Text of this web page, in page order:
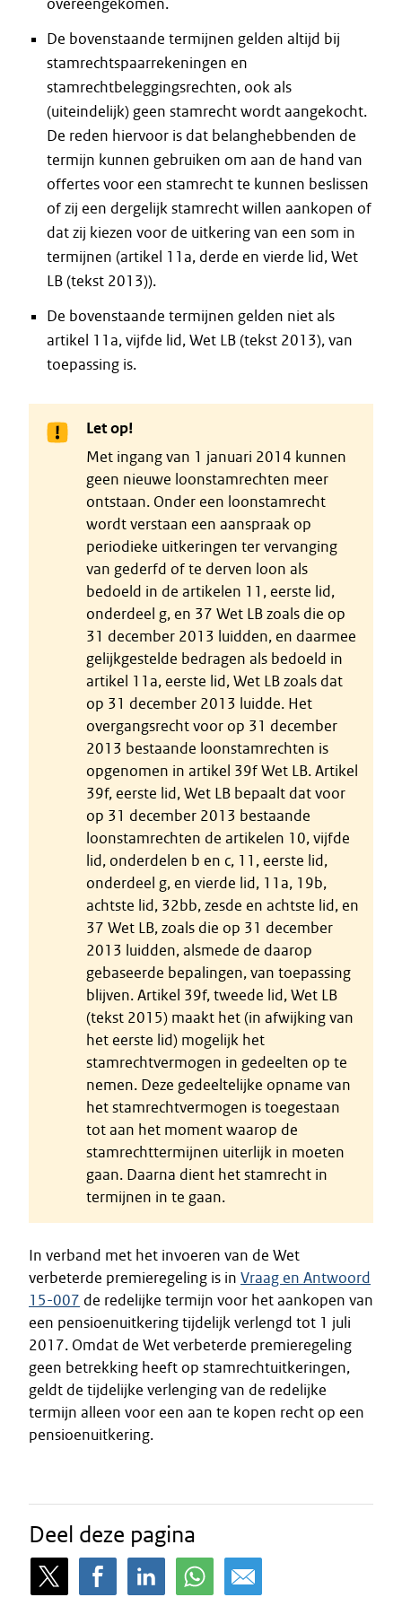
overeengekomen.
De bovenstaande termijnen gelden altijd bij
stamrechtspaarrekeningen en
stamrechtbeleggingsrechten, ook als
(uiteindelijk) geen stamrecht wordt aangekocht.
De reden hiervoor is dat belanghebbenden de
termijn kunnen gebruiken om aan de hand van
offertes voor een stamrecht te kunnen beslissen
of zij een dergelijk stamrecht willen aankopen of
dat zij kiezen voor de uitkering van een som in
termijnen (artikel 11a, derde en vierde lid, Wet
LB (tekst 2013)).
De bovenstaande termijnen gelden niet als
artikel 11a, vijfde lid, Wet LB (tekst 2013), van
toepassing is.
Let op!
Met ingang van 1 januari 2014 kunnen
geen nieuwe loonstamrechten meer
ontstaan. Onder een loonstamrecht
wordt verstaan een aanspraak op
periodieke uitkeringen ter vervanging
van gederfd of te derven loon als
bedoeld in de artikelen 11, eerste lid,
onderdeel g, en 37 Wet LB zoals die op
31 december 2013 luidden, en daarmee
gelijkgestelde bedragen als bedoeld in
artikel 11a, eerste lid, Wet LB zoals dat
op 31 december 2013 luidde. Het
overgangsrecht voor op 31 december
2013 bestaande loonstamrechten is
opgenomen in artikel 39f Wet LB. Artikel
39f, eerste lid, Wet LB bepaalt dat voor
op 31 december 2013 bestaande
loonstamrechten de artikelen 10, vijfde
lid, onderdelen b en c, 11, eerste lid,
onderdeel g, en vierde lid, 11a, 19b,
achtste lid, 32bb, zesde en achtste lid, en
37 Wet LB, zoals die op 31 december
2013 luidden, alsmede de daarop
gebaseerde bepalingen, van toepassing
blijven. Artikel 39f, tweede lid, Wet LB
(tekst 2015) maakt het (in afwijking van
het eerste lid) mogelijk het
stamrechtvermogen in gedeelten op te
nemen. Deze gedeeltelijke opname van
het stamrechtvermogen is toegestaan
tot aan het moment waarop de
stamrechttermijnen uiterlijk in moeten
gaan. Daarna dient het stamrecht in
termijnen in te gaan.
In verband met het invoeren van de Wet
verbeterde premieregeling is in Vraag en Antwoord
15-007 de redelijke termijn voor het aankopen van
een pensioenuitkering tijdelijk verlengd tot 1 juli
2017. Omdat de Wet verbeterde premieregeling
geen betrekking heeft op stamrechtuitkeringen,
geldt de tijdelijke verlenging van de redelijke
termijn alleen voor een aan te kopen recht op een
pensioenuitkering.
Deel deze pagina